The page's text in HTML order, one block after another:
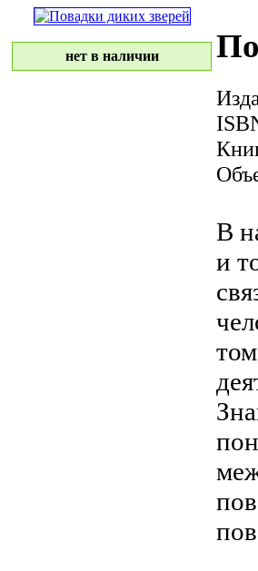
нет в наличии
В
и